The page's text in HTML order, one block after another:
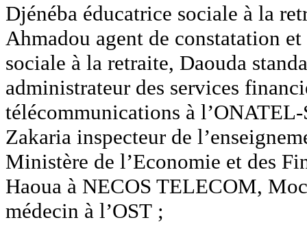
Djénéba éducatrice sociale à la
Ahmadou agent de constatation
sociale à la retraite, Daouda
administrateur des services
télécommunications à
Zakaria inspecteur de
Ministère de l’Economie et des
Haoua à NECOS TELECOM,
médecin à l’OST ;